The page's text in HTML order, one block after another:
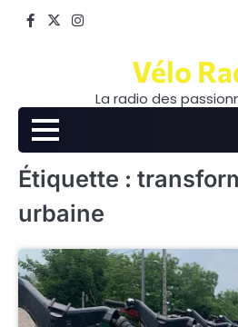
Facebook
TwitterInstagram
Vélo
La radio des
Étiquette :
urbaine